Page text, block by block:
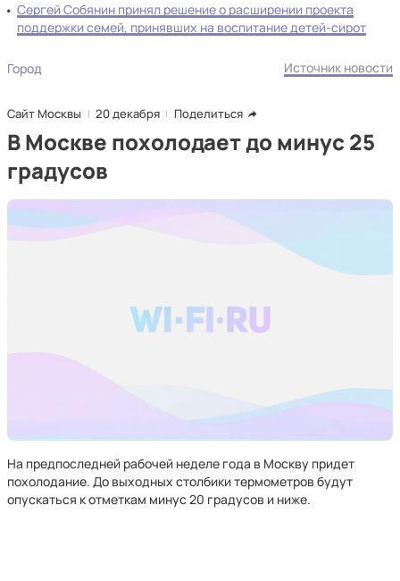
Сергей Собянин принял решение о расширении проекта
поддержки семей, принявших на воспитание детей-сирот
Город Источник новости
Сайт Москвы 20 декабря Поделиться
В Москве похолодает до минус 25
градусов
На предпоследней рабочей неделе года в Москву придет
похолодание. До выходных столбики термометров будут
опускаться к отметкам минус 20 градусов и ниже.